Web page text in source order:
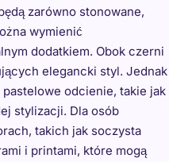
zarówno stonowane,
wymienić
dodatkiem. Obok czerni
elegancki styl. Jednak
odcienie, takie jak
stylizacji. Dla osób
takich jak soczysta
i printami, które mogą